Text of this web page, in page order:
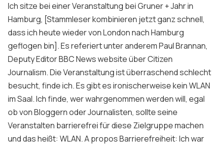
London Barrierefrei
Kontakt
Sign up
Ich sitze bei einer Veranstaltung bei Gruner + Jahr in
Hamburg, [Stammleser kombinieren jetzt ganz schnell,
dass ich heute wieder von London nach Hamburg
geflogen bin]. Es referiert unter anderemPaul Brannan,
Deputy Editor BBC News websiteüberCitizen
Journalism. Die Veranstaltung ist überraschend schlecht
besucht, finde ich. Es gibt es ironischerweise kein WLAN
im Saal. Ich finde, wer wahrgenommen werden will, egal
ob von Bloggern oder Journalisten, sollte seine
Veranstalten barrierefrei für diese Zielgruppe machen
und das heißt: WLAN. A propos Barrierefreiheit: Ich war